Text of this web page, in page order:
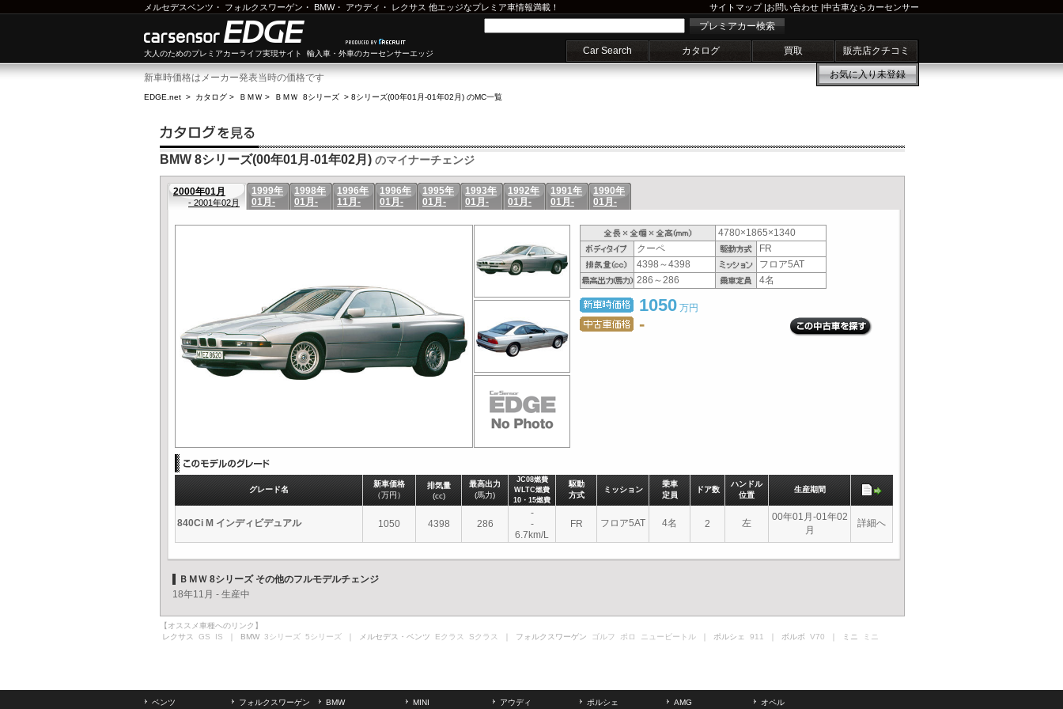
メルセデスベンツ ・ フォルクスワーゲン ・ BMW・ アウディ ・ レクサス 他エッジなプレミア車情報満載！ サイトマップ|お問い合わせ |中古車ならカーセンサー
大人のためのプレミアカーライフ実現サイト 輸入車・外車のカーセンサーエッジ
プレミアカー検索
Car Search カタログ 買取 販売店クチコミ
お気に入り未登録
新車時価格はメーカー発表当時の価格です
EDGE.net > カタログ > ＢＭＷ > ＢＭＷ 8シリーズ > 8シリーズ(00年01月-01年02月) のMC一覧
BMW 8シリーズ(00年01月-01年02月) のマイナーチェンジ
2000年01月
- 2001年02月
1999年
01月-
1998年
01月-
1996年
11月-
1996年
01月-
1995年
01月-
1993年
01月-
1992年
01月-
1991年
01月-
1990年
01月-
4780×1865×1340
クーペ
FR
4398～4398
フロア5AT
286～286
4名
1050 万円
-
グレード名
新車価格
（万円）
排気量
(cc)
最高出力
(馬力)
JC08燃費
WLTC燃費
10・15燃費
駆動
方式
ミッション
乗車
定員
ドア数
ハンドル
位置
生産期間
840Ci M インディビデュアル 1050 4398 286
-
-
6.7km/L
FR フロア5AT 4名 2 左
00年01月-01年02
月
詳細へ
ＢＭＷ 8シリーズ その他のフルモデルチェンジ
18年11月 - 生産中
【オススメ車種へのリンク】
レクサス GS IS ｜ BMW 3シリーズ 5シリーズ ｜ メルセデス・ベンツ Eクラス Sクラス ｜ フォルクスワーゲン ゴルフ ポロ ニュービートル ｜ ポルシェ 911 ｜ ボルボ V70 ｜ ミニ ミニ
ベンツ フォルクスワーゲン BMW MINI アウディ ポルシェ AMG オペル